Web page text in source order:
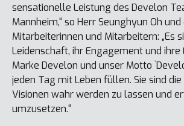
sensationelle Leistung des Develon
Mannheim,“ so Herr Seunghyun Oh
Mitarbeiterinnen und Mitarbeitern: „Es
Leidenschaft, ihr Engagement und ihre
Marke Develon und unser Motto
jeden Tag mit Leben füllen. Sie sind
Visionen wahr werden zu lassen und
umzusetzen.“